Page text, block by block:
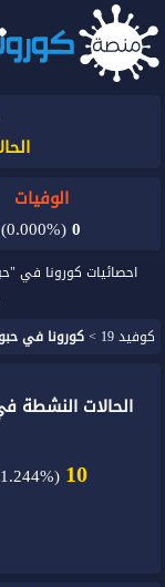
الوفيات
0
(0.000%)
احصائيات كورونا في
كوفيد 19
>كورونا في
الحالات النشطة
10